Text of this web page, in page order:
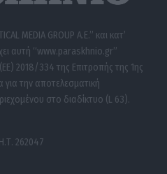
MEDIA GROUP A.E.” και κατ’
αυτή “www.paraskhnio.gr”
2018/334 της Επιτροπής της 1ης
για την αποτελεσματική
στο διαδίκτυο (L 63).
262047